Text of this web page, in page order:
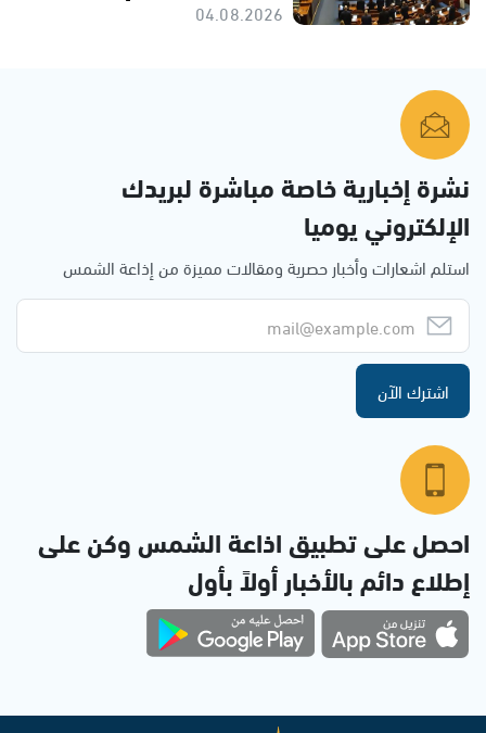
04.08.2026
نشرة إخبارية خاصة مباشرة لبريدك
الإلكتروني يوميا
استلم اشعارات وأخبار حصرية ومقالات مميزة من إذاعة الشمس
اشترك الآن
احصل على تطبيق اذاعة الشمس وكن على
إطلاع دائم بالأخبار أولاً بأول